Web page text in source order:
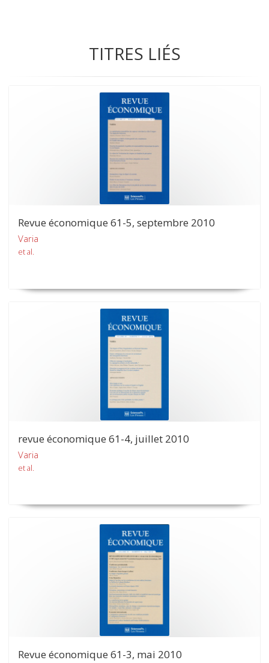
TITRES LIÉS
Revue économique 61-5, septembre 2010
Varia
et al.
revue économique 61-4, juillet 2010
Varia
et al.
Revue économique 61-3, mai 2010